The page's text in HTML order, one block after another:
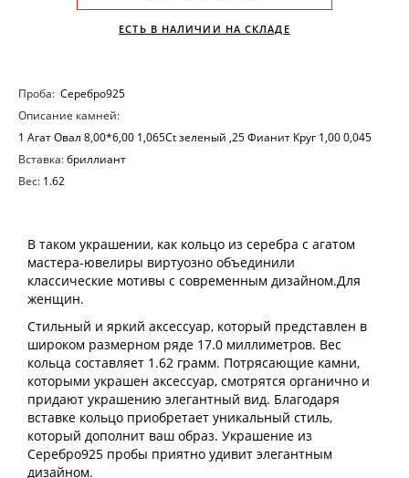
ЕСТЬ В НАЛИЧИИ НА СКЛАДЕ
Проба: Серебро925
Описание камней:
1 Агат Овал 8,00*6,00 1,065Ct зеленый ,25 Фианит Круг 1,00 0,045
Вставка:бриллиант
Вес: 1.62
В таком украшении, как кольцо из серебра с агатом
мастера-ювелиры виртуозно объединили
классические мотивы с современным дизайном.Для
женщин.
Стильный и яркий аксессуар, который представлен в
широком размерном ряде 17.0 миллиметров. Вес
кольца составляет 1.62 грамм. Потрясающие камни,
которыми украшен аксессуар, смотрятся органично и
придают украшению элегантный вид. Благодаря
вставке кольцо приобретает уникальный стиль,
который дополнит ваш образ. Украшение из
Серебро925 пробы приятно удивит элегантным
дизайном.